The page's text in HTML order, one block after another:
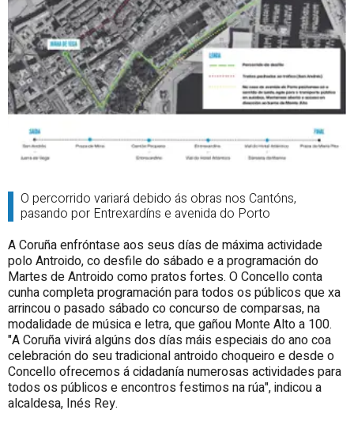
O percorrido variará debido ás obras nos Cantóns,
pasando por Entrexardíns e avenida do Porto
A Coruña enfróntase aos seus días de máxima actividade
polo Antroido, co desfile do sábado e a programación do
Martes de Antroido como pratos fortes. O Concello conta
cunha completa programación para todos os públicos que xa
arrincou o pasado sábado co concurso de comparsas, na
modalidade de música e letra, que gañou Monte Alto a 100.
"A Coruña vivirá algúns dos días máis especiais do ano coa
celebración do seu tradicional antroido choqueiro e desde o
Concello ofrecemos á cidadanía numerosas actividades para
todos os públicos e encontros festimos na rúa", indicou a
alcaldesa, Inés Rey.